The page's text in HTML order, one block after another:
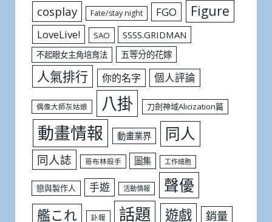
cosplay Fate/stay night FGO Figure
LoveLive! SAO SSSS.GRIDMAN
不起眼女主角培育法 五等分的花嫁
人氣排行 你的名字 個人評論
偶像大師灰姑娘 八掛 刀劍神域Alicization篇
動畫情報 動畫業界 同人
同人誌 哥布林殺手 圖集 工作細胞
戀與製作人 手遊 活動情報 聲優
艦これ 訃報 話題 遊戲 銷量